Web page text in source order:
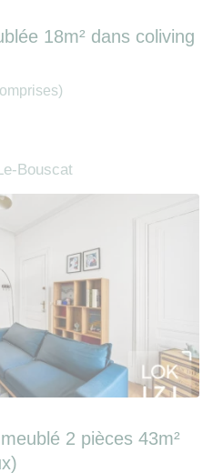
18m² dans coliving
Bouscat
2 pièces 43m²